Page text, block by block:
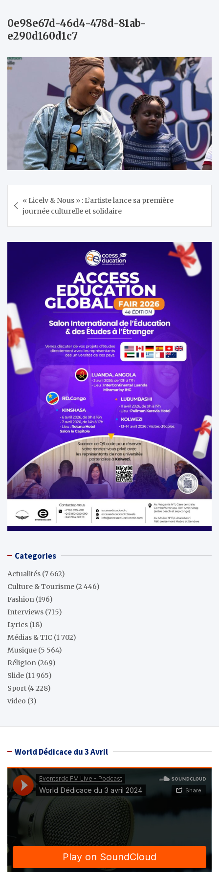
0e98e67d-46d4-478d-81ab-
e290d160d1c7
de
l’article
« Licelv & Nous » : L’artiste lance sa première
journée culturelle et solidaire
Categories
Actualités (7 662)
Culture & Tourisme (2 446)
Fashion (196)
Interviews (715)
Lyrics (18)
Médias & TIC (1 702)
Musique (5 564)
Réligion (269)
Slide (11 965)
Sport (4 228)
video (3)
World Dédicace du 3 Avril